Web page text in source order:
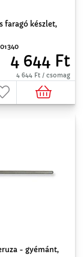
faragó készlet,
4 644 Ft
4 644 Ft / csomag
- gyémánt,